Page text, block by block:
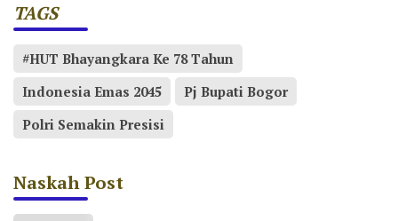
TAGS
#HUT Bhayangkara Ke 78 Tahun
Indonesia Emas 2045
Pj Bupati Bogor
Polri Semakin Presisi
Naskah Post